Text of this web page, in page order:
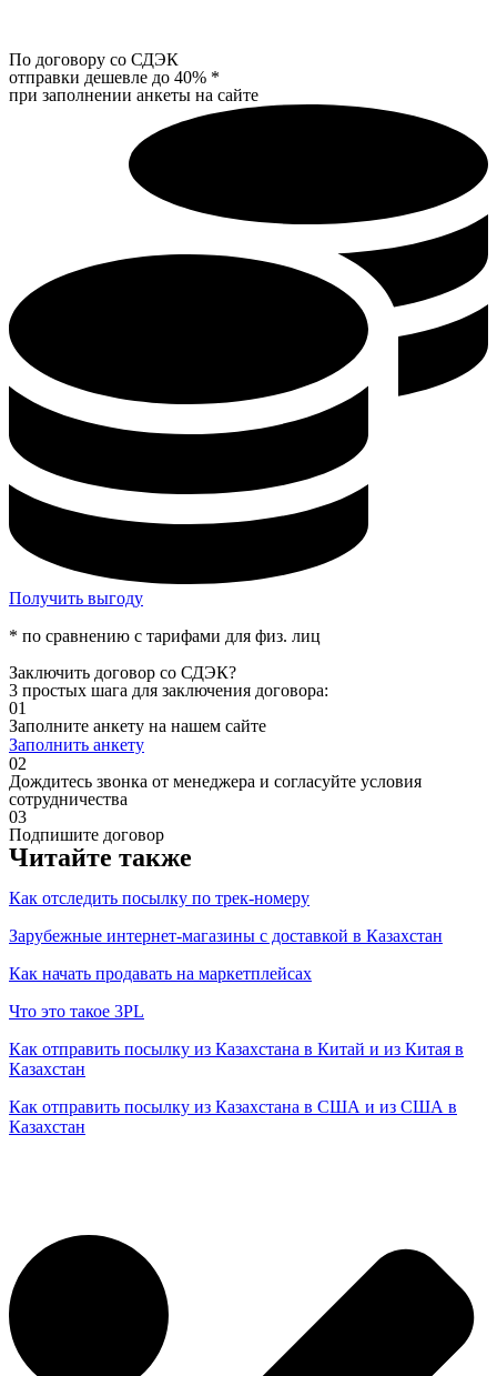
По договору со СДЭК
отправки дешевле до 40% *
при заполнении анкеты на сайте
Получить выгоду
* по сравнению с тарифами для физ. лиц
Заключить договор со СДЭК?
3 простых шага для заключения договора:
01
Заполните анкету на нашем сайте
Заполнить анкету
02
Дождитесь звонка от менеджера и согласуйте условия
сотрудничества
03
Подпишите договор
Читайте также
Как отследить посылку по трек-номеру
Зарубежные интернет-магазины с доставкой в Казахстан
Как начать продавать на маркетплейсах
Что это такое 3PL
Как отправить посылку из Казахстана в Китай и из Китая в
Казахстан
Как отправить посылку из Казахстана в США и из США в
Казахстан